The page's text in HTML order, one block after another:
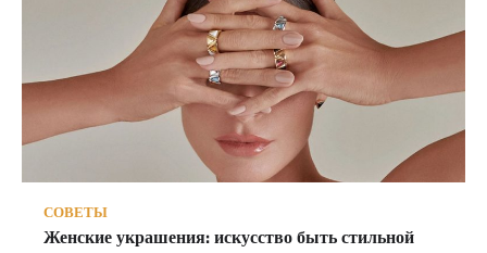
СОВЕТЫ
Женские украшения: искусство быть стильной